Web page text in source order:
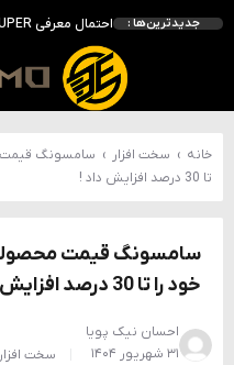
جدیدترین‌ها :
انویدیا DLSS 5 را با سه مدل هوش مصنوعی معرفی کرد؛ انتقادهای اولیه نتیجه داد
انویدیا پردازنده 88 هسته‌ای Vera را معرفی کرد؛ CPU اختصاصی برای نسل بعدی هوش مصنوعی
بالاخره سنسور Hotspot کارت‌های RTX 50 ظاهر شد؛ HWMonitor 1.65 تنها نماینده نمایش نیست
بررسی کیس GAMDIAS NESO P1 Pro؛ فول‌تاوری مهندسی‌شده برای سیستم‌های رده‌بالا
خانه › سخت افزار ›
تا 30 درصد افزایش داد !
خود را تا 30 درصد افزایش داد !
احسان نیک پویا
۳۱ شهریور ۱۴۰۴
سخت افزار